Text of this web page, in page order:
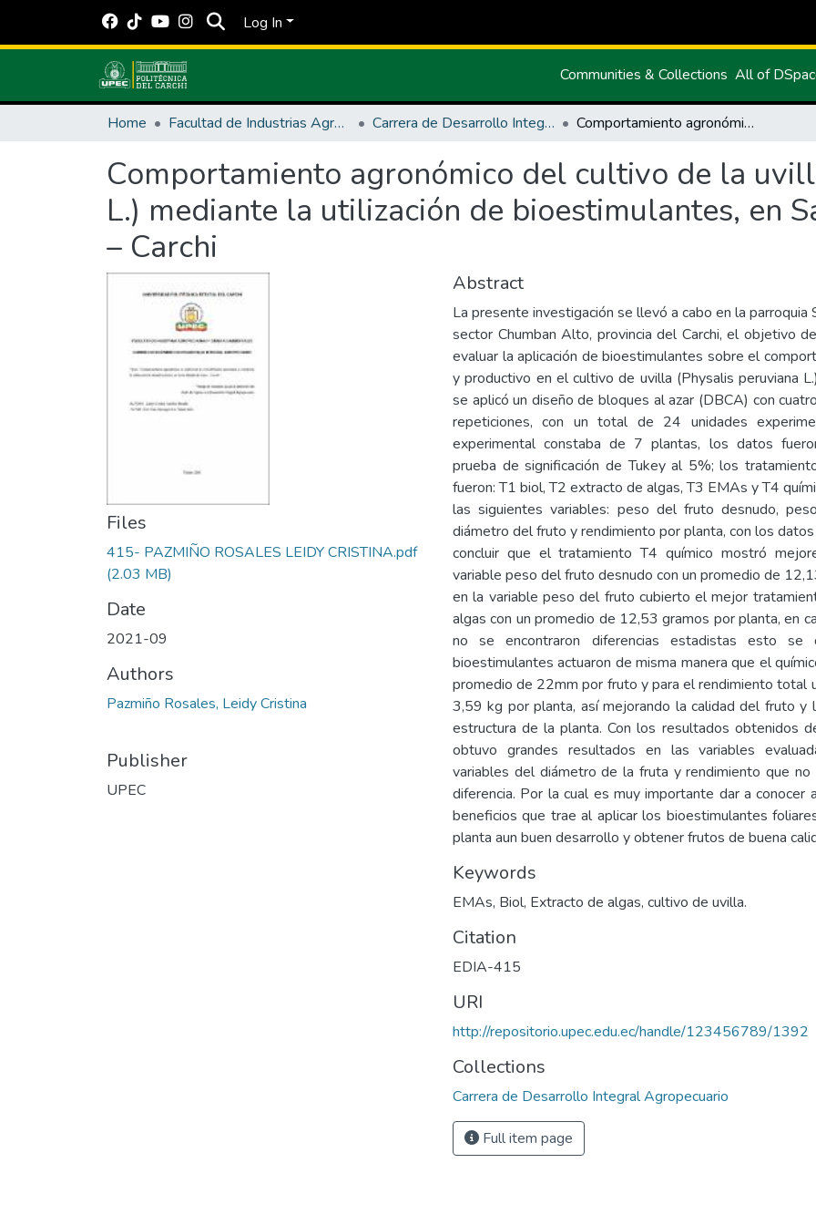
Log In
Communities & Collections All of
Home Facultad de Industrias Agropecuarias y Ciencias Ambientales Carrera de Desarrollo Integral Agropecuario Comportamiento agronómico del cultivo de la uvilla (Physalis peruviana L.) mediante la utilización de bioestimulantes, en Santa Martha de Cuba – Carchi
Comportamiento agronómico del cultivo de la
L.) mediante la utilización de bioestimulantes, en
– Carchi
Files
415- PAZMIÑO ROSALES LEIDY CRISTINA.pdf
(2.03 MB)
Date
2021-09
Authors
Pazmiño Rosales, Leidy Cristina
Publisher
UPEC
Abstract
La presente investigación se llevó a cabo en la parroquia
sector Chumban Alto, provincia del Carchi, el objetivo
evaluar la aplicación de bioestimulantes sobre el
y productivo en el cultivo de uvilla (Physalis peruviana
se aplicó un diseño de bloques al azar (DBCA) con
repeticiones, con un total de 24 unidades
experimental constaba de 7 plantas, los datos
prueba de significación de Tukey al 5%; los
fueron: T1 biol, T2 extracto de algas, T3 EMAs y T4
las siguientes variables: peso del fruto desnudo,
diámetro del fruto y rendimiento por planta, con los
concluir que el tratamiento T4 químico mostró
variable peso del fruto desnudo con un promedio de
en la variable peso del fruto cubierto el mejor
algas con un promedio de 12,53 gramos por planta, en
no se encontraron diferencias estadistas esto
bioestimulantes actuaron de misma manera que el
promedio de 22mm por fruto y para el rendimiento total
3,59 kg por planta, así mejorando la calidad del fruto y
estructura de la planta. Con los resultados obtenidos
obtuvo grandes resultados en las variables
variables del diámetro de la fruta y rendimiento que no
diferencia. Por la cual es muy importante dar a conocer
beneficios que trae al aplicar los bioestimulantes
planta aun buen desarrollo y obtener frutos de buena
Keywords
EMAs, Biol, Extracto de algas, cultivo de uvilla.
Citation
EDIA-415
URI
http://repositorio.upec.edu.ec/handle/123456789/1392
Collections
Carrera de Desarrollo Integral Agropecuario
Full item page